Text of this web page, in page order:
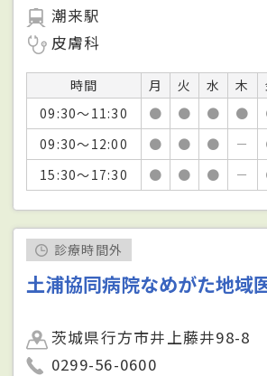
潮来駅
皮膚科
時間 月 火 水 木
09:30～11:30
● ● ● ●
09:30～12:00
● ● ● －
15:30～17:30
● ● ● －
診療時間外
土浦協同病院なめがた地域
茨城県行方市井上藤井98-8
0299-56-0600